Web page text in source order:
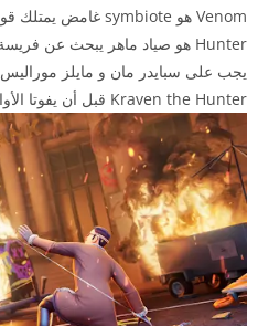
Hunter هو صياد ماهر يبحث عن فريسة جديدة.
Kraven the Hunter قبل أن يفوتا الأوان.